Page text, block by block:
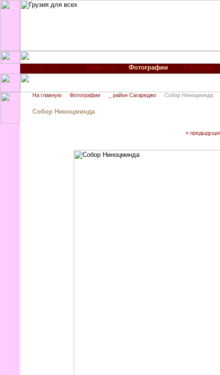
Новости Фотографии О Грузии
На главную Фотографии _ район Сагареджо Собор Ниноцминда
Собор Ниноцминда
«